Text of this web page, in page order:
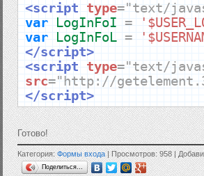
<script type="text/
var
LogInFoI =
var
LogInFoL =
</script>
<script
type="text/
src="http://
</script>
Готово!
Категория:Формы входа| Просмотров: 958 |
Поделиться…